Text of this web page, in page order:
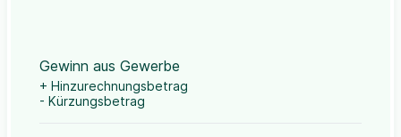
Gewinn aus Gewerbe
+ Hinzurechnungsbetrag
- Kürzungsbetrag